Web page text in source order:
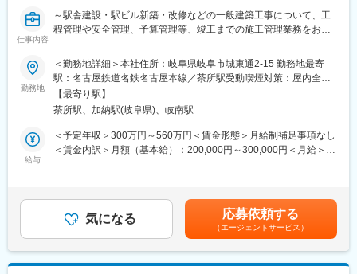
文化があります。
■キャリア
棟数や担当範囲を広げていきます。資格取得支援制度を活用しな
がら上位資格にも挑戦可能で、数年後には複数現場を統括するポ
ジションを目指していただくことを期待しています。
産休育休や時短勤務など、ライフステージに応じて働き方を調整
できる制度も整備されています。和やかで話しやすい社風のた
設計・施工・アフターサービスを一貫して担う工務店として、地
域の住まいづくりに貢献しています。現場監督が直接お客様と向
き合い、引渡しまで担当するスタイルにより、完成時の達成感や
お客様の喜びをダイレクトに感じられる点が大きな魅力です。一
棟一棟を大切にする企業風土の中で、現場監督としての専門性と
仕事内容
～駅舎建設・駅ビル新築・改修などの一般建築工事について、工
程管理や安全管理、予算管理等、竣工までの施工管理業務をお任
出社時間調整も対応可能～
■業務内容：
岐阜県・愛知県の鉄道関連の建物の工事や倉庫や工場といった建
物の工事の施工管理をご担当いただきます。工事期間は長いもの
で半年、短くて1ヶ月程度です。規模にもよりますが、同時に担当
するのは１～3件ほどです。鉄道、運輸関連工事は、中には昼にで
■組織構成：
同社には、配属頂く建築事業部と住宅事業部があり、それぞれ
6~7名の社員が所属しております。年齢構成は入社2・3年目の20
勤務地
＜勤務地詳細＞本社住所：岐阜県岐阜市城東通2-15 勤務地最寄
駅：名古屋鉄道名鉄名古屋本線／茶所駅受動喫煙対策：屋内全面
禁煙変更の範囲：会社の定める事業所
【最寄り駅】
茶所駅、加納駅(岐阜県)、岐南駅
給与
＜予定年収＞300万円～560万円＜賃金形態＞月給制補足事項なし
＜賃金内訳＞月額（基本給）：200,000円～300,000円＜月給＞
ります。月給(月額)は固定手当を含みます。
気になる 応募依頼する
（エージェントサービス）